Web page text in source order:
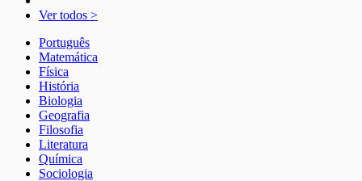
Ver todos >
Português
Matemática
Física
História
Biologia
Geografia
Filosofia
Literatura
Química
Sociologia